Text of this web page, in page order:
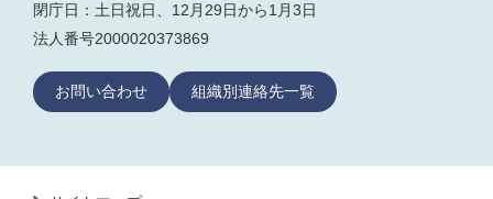
閉庁日：土日祝日、12月29日から1月3日
法人番号2000020373869
お問い合わせ 組織別連絡先一覧